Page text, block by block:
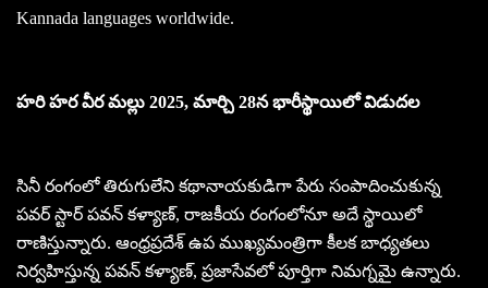
Kannada languages worldwide.
హరి హర వీర మల్లు 2025, మార్చి 28న భారీస్థాయిలో విడుదల
సినీ రంగంలో తిరుగులేని కథానాయకుడిగా పేరు సంపాదించుకున్న
పవర్ స్టార్ పవన్ కళ్యాణ్, రాజకీయ రంగంలోనూ అదే స్థాయిలో
రాణిస్తున్నారు. ఆంధ్రప్రదేశ్ ఉప ముఖ్యమంత్రిగా కీలక బాధ్యతలు
నిర్వహిస్తున్న పవన్ కళ్యాణ్, ప్రజాసేవలో పూర్తిగా నిమగ్నమై ఉన్నారు.